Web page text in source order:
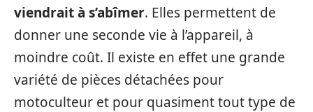
viendrait à s’abîmer. Elles permettent de
donner une seconde vie à l’appareil, à
moindre coût. Il existe en effet une grande
variété de pièces détachées pour
motoculteur et pour quasiment tout type de